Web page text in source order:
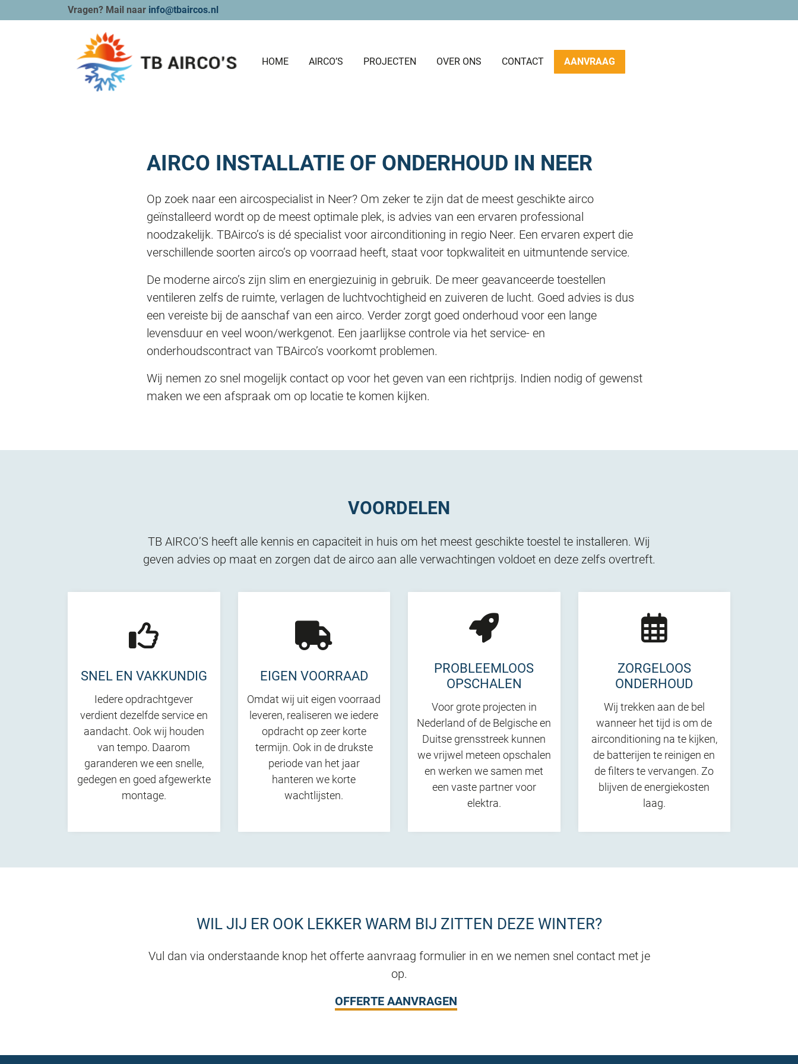
Vragen? Mail naar info@tbaircos.nl
HOME AIRCO’S PROJECTEN OVER ONS CONTACT AANVRAAG
AIRCO INSTALLATIE OF ONDERHOUD IN NEER
Op zoek naar een aircospecialist in Neer? Om zeker te zijn dat de meest geschikte airco
geïnstalleerd wordt op de meest optimale plek, is advies van een ervaren professional
noodzakelijk. TBAirco’s is dé specialist voor airconditioning in regio Neer. Een ervaren expert die
verschillende soorten airco’s op voorraad heeft, staat voor topkwaliteit en uitmuntende service.
De moderne airco’s zijn slim en energiezuinig in gebruik. De meer geavanceerde toestellen
ventileren zelfs de ruimte, verlagen de luchtvochtigheid en zuiveren de lucht. Goed advies is dus
een vereiste bij de aanschaf van een airco. Verder zorgt goed onderhoud voor een lange
levensduur en veel woon/werkgenot. Een jaarlijkse controle via het service- en
onderhoudscontract van TBAirco’s voorkomt problemen.
Wij nemen zo snel mogelijk contact op voor het geven van een richtprijs. Indien nodig of gewenst
maken we een afspraak om op locatie te komen kijken.
VOORDELEN
TB AIRCO’S heeft alle kennis en capaciteit in huis om het meest geschikte toestel te installeren. Wij
geven advies op maat en zorgen dat de airco aan alle verwachtingen voldoet en deze zelfs overtreft.
SNEL EN VAKKUNDIG
Iedere opdrachtgever
verdient dezelfde service en
aandacht. Ook wij houden
van tempo. Daarom
garanderen we een snelle,
gedegen en goed afgewerkte
montage.
EIGEN VOORRAAD
Omdat wij uit eigen voorraad
leveren, realiseren we iedere
opdracht op zeer korte
termijn. Ook in de drukste
periode van het jaar
hanteren we korte
wachtlijsten.
PROBLEEMLOOS
OPSCHALEN
Voor grote projecten in
Nederland of de Belgische en
Duitse grensstreek kunnen
we vrijwel meteen opschalen
en werken we samen met
een vaste partner voor
elektra.
ZORGELOOS
ONDERHOUD
Wij trekken aan de bel
wanneer het tijd is om de
airconditioning na te kijken,
de batterijen te reinigen en
de filters te vervangen. Zo
blijven de energiekosten
laag.
WIL JIJ ER OOK LEKKER WARM BIJ ZITTEN DEZE WINTER?
Vul dan via onderstaande knop het offerte aanvraag formulier in en we nemen snel contact met je
op.
OFFERTE AANVRAGEN